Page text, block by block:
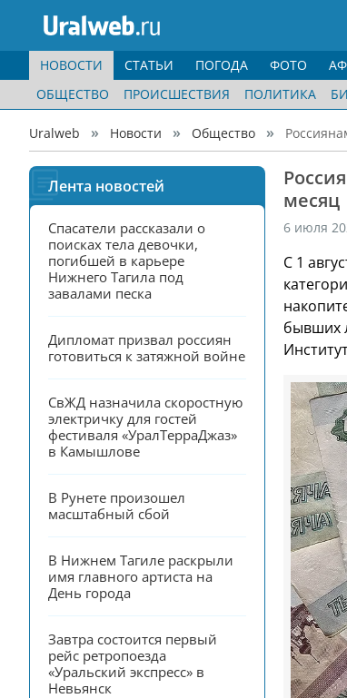
НОВОСТИ
ОБЩЕСТВО
ПРОИСШЕСТВИЯ ПОЛИТИКА
СТАТЬИ ПОГОДА ФОТО
Uralweb Новости Общество
Лента новостей
Спасатели рассказали о
поисках тела девочки,
погибшей в карьере
Нижнего Тагила под
завалами песка
Дипломат призвал россиян
готовиться к затяжной войне
СвЖД назначила скоростную
электричку для гостей
фестиваля «УралТерраДжаз»
в Камышлове
В Рунете произошел
масштабный сбой
В Нижнем Тагиле раскрыли
имя главного артиста на
День города
Завтра состоится первый
рейс ретропоезда
«Уральский экспресс» в
Невьянск
месяц
6 июля
С 1
бывших